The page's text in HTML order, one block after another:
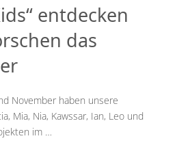
entdecken
das
November haben unsere
Mia, Nia, Kawssar, Ian, Leo und
im …